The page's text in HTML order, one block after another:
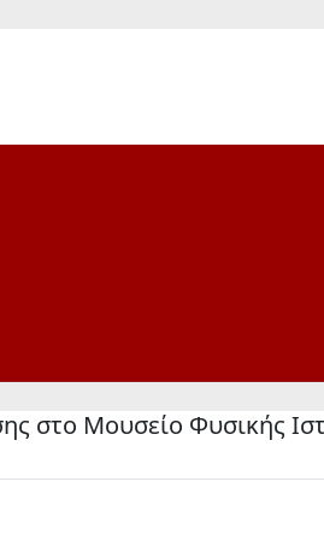
στο Μουσείο Φυσικής